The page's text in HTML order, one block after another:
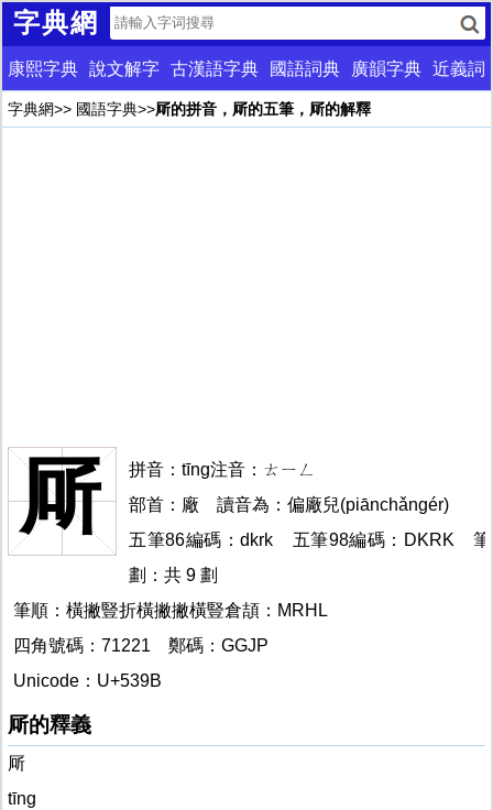
字典網
康熙字典 說文解字 古漢語字典 國語詞典 廣韻字典 近義詞
字典網>> 國語字典>>厛的拼音，厛的五筆，厛的解釋
厛
拼音：tīng注音：ㄊㄧㄥ
部首：廠 讀音為：偏廠兒(piānchǎngér)
五筆86編碼：dkrk 五筆98編碼：DKRK厛 筆
劃：共 9 劃
筆順：橫撇豎折橫撇撇橫豎倉頡：MRHL
四角號碼：71221
鄭碼：GGJP
Unicode：U+539B
厛的釋義
厛
tīng